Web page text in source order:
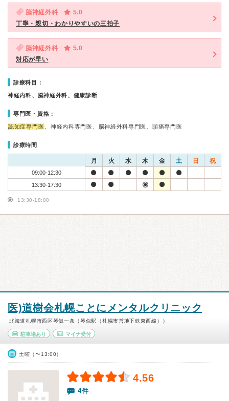
脳神経外科
5.0
丁寧・親切・わかりやすいの三拍子
脳神経外科
5.0
対応が早い
診療科目：
神経内科、脳神経外科、健康診断
専門医・資格：
認知症専門医 、神経内科専門医、脳神経外科専門医、頭痛専門医
診療時間
月 火 水 木 金 土 日 祝
09:00-12:30
13:30-17:30
13:30-18:00
医)道樹会札幌ことにメンタルクリニック
北海道札幌市西区琴似一条（琴似駅（札幌市営地下鉄東西線））
駐車場あり マイナ受付
土曜（〜13:00）
4.56
4件